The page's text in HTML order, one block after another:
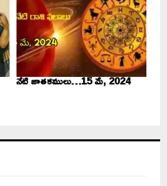
నేటి జాతకములు…15 మే, 2024